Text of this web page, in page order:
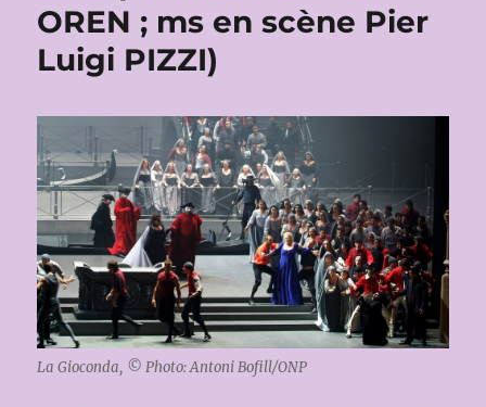
OREN ; ms en scène Pier
Luigi PIZZI)
La Gioconda, © Photo: Antoni Bofill/ONP